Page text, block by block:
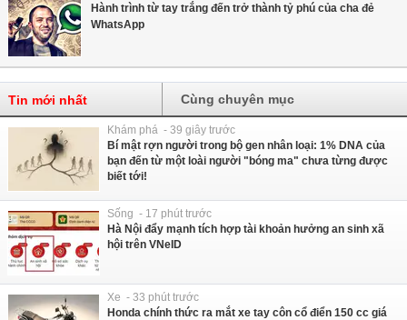
Hành trình từ tay trắng đến trở thành tỷ phú của cha đẻ
WhatsApp
Tin mới nhất Cùng chuyên mục
Khám phá - 39 giây trước
Bí mật rợn người trong bộ gen nhân loại: 1% DNA của
bạn đến từ một loài người "bóng ma" chưa từng được
biết tới!
Sống - 17 phút trước
Hà Nội đẩy mạnh tích hợp tài khoản hưởng an sinh xã
hội trên VNeID
Xe - 33 phút trước
Honda chính thức ra mắt xe tay côn cổ điển 150 cc giá